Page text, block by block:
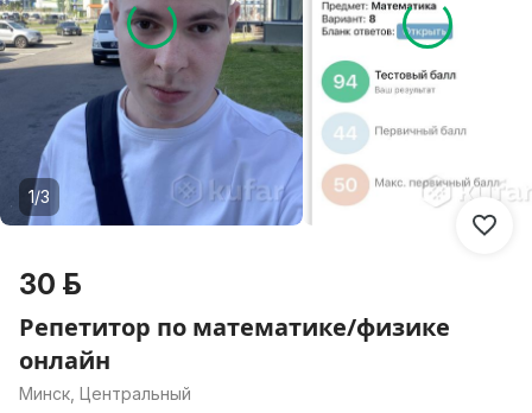
1/3
30 р.
Репетитор по математике/физике
онлайн
Минск, Центральный